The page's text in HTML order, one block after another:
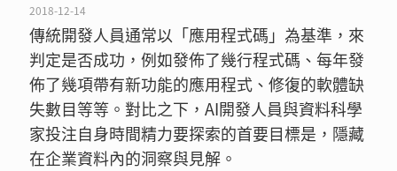
2018-12-14
傳統開發人員通常以「應用程式碼」為基準，來
判定是否成功，例如發佈了幾行程式碼、每年發
佈了幾項帶有新功能的應用程式、修復的軟體缺
失數目等等。對比之下，AI開發人員與資料科學
家投注自身時間精力要探索的首要目標是，隱藏
在企業資料內的洞察與見解。